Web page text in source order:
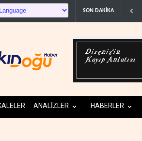
SON DAKİKA
The Guardian: Trump’ın İran stratejisi alay
ANALİZLER HABERLER